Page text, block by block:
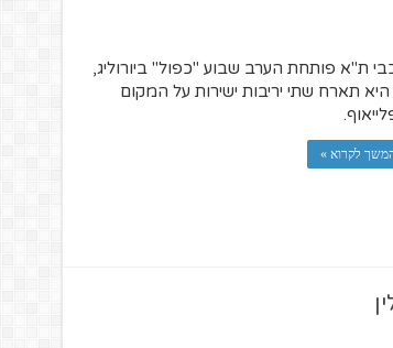
ת"א פותחת הערב שבוע "כפול" ביורוליג,
היא תארח שתי יריבות ישירות על המקום
לקרוא »